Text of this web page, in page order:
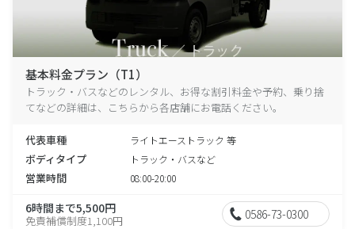
基本料金プラン（T1）
トラック・バスなどのレンタル、お得な割引料金や予約、乗り捨
てなどの詳細は、こちらから各店舗にお電話ください。
代表車種 ライトエーストラック 等
ボディタイプ トラック・バスなど
営業時間 08:00-20:00
6時間まで5,500円
免責補償制度1,100円 0586-73-0300